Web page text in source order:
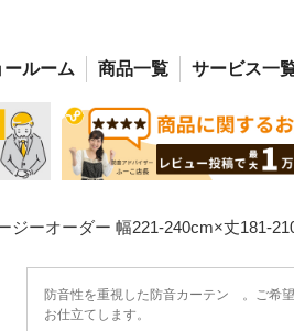
ールーム 商品一覧 サービス一
ジーオーダー 幅221-240cm×丈181-
防音性を重視した防音カーテン 。ご希
お仕立てします。